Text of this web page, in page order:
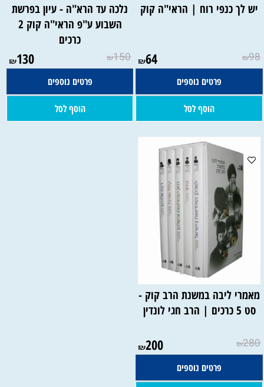
יש לך כנפי רוח | הראי"ה קוק
₪98
₪64
פרטים נוספים
הוסף לסל
נלכה עד הרא"ה - עיון בפרשת
השבוע ע"פ הראי"ה קוק 2
כרכים
₪150
₪130
פרטים נוספים
הוסף לסל
מאמרי ליבה במשנת הרב קוק -
סט 5 כרכים | הרב חגי לונדין
₪280
₪200
פרטים נוספים